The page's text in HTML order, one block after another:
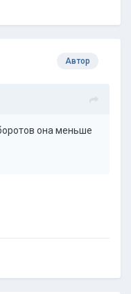
Автор
она меньше